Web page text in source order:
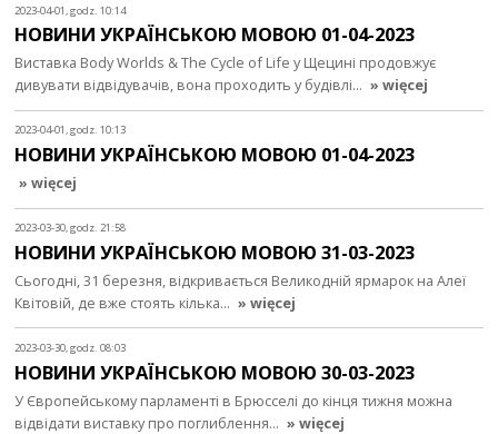
2023-04-01, godz. 10:14
НОВИНИ УКРАЇНСЬКОЮ МОВОЮ 01-04-2023
Виставка Body Worlds & The Cycle of Life у Щецині продовжує
дивувати відвідувачів, вона проходить у будівлі… » więcej
2023-04-01, godz. 10:13
НОВИНИ УКРАЇНСЬКОЮ МОВОЮ 01-04-2023
» więcej
2023-03-30, godz. 21:58
НОВИНИ УКРАЇНСЬКОЮ МОВОЮ 31-03-2023
Сьогодні, 31 березня, відкривається Великодній ярмарок на Алеї
Квітовій, де вже стоять кілька… » więcej
2023-03-30, godz. 08:03
НОВИНИ УКРАЇНСЬКОЮ МОВОЮ 30-03-2023
У Європейському парламенті в Брюсселі до кінця тижня можна
відвідати виставку про поглиблення… » więcej